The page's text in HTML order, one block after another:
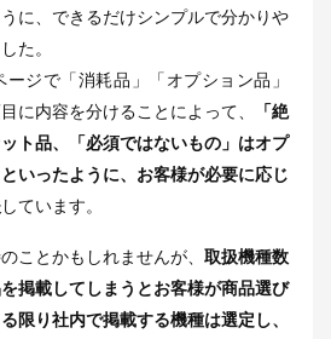
に、できるだけシンプルで分かりや
た。
ジで「消耗品」「オプション品」
に内容を分けることによって、
「絶
ト品、「必須ではないもの」はオプ
いったように、お客様が必要に応じ
しています。
ことかもしれませんが、 取扱機種数
掲載してしまうとお客様が商品選び
限り社内で掲載する機種は選定し、